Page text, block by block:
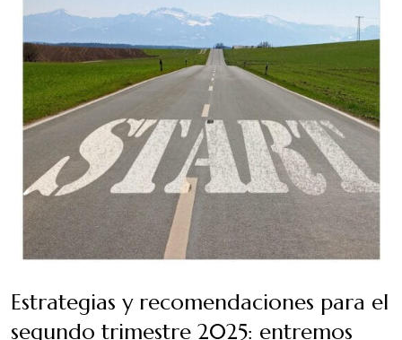
Estrategias y recomendaciones para el
segundo trimestre 2025: entremos